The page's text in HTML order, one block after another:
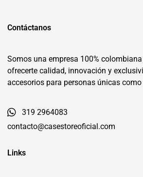
Contáctanos
Somos una empresa 100%
ofrecerte calidad, innovación y
accesorios para personas únicas como
319 2964083
contacto@casestoreoficial.com
Links